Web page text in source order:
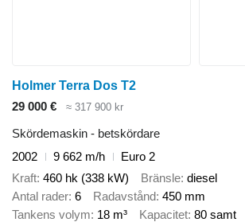
Holmer Terra Dos T2
29 000 €
≈ 317 900 kr
Skördemaskin - betskördare
2002
9 662 m/h
Euro 2
Kraft 460 hk (338 kW) Bränsle diesel
Antal rader 6 Radavstånd 450 mm
Tankens volym 18 m³ Kapacitet 80 samt